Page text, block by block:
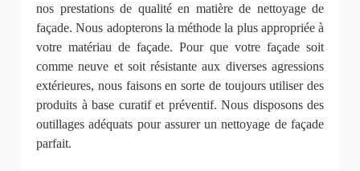
nos prestations de qualité en matière de nettoyage de
façade. Nous adopterons la méthode la plus appropriée à
votre matériau de façade. Pour que votre façade soit
comme neuve et soit résistante aux diverses agressions
extérieures, nous faisons en sorte de toujours utiliser des
produits à base curatif et préventif. Nous disposons des
outillages adéquats pour assurer un nettoyage de façade
parfait.